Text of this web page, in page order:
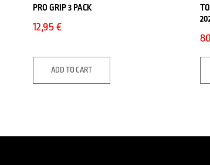
PRO GRIP 3 PACK
12,95€
ADD TO CART